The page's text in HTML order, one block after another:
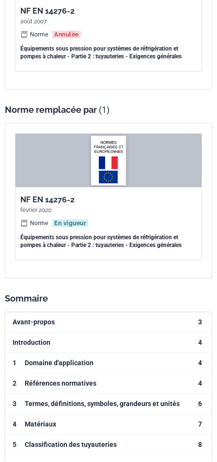
NF EN 14276-2
août 2007
Norme
Annulée
Équipements sous pression pour systèmes de réfrigération et
pompes à chaleur - Partie 2 : tuyauteries - Exigences générales
Norme remplacée par (1)
NF EN 14276-2
février 2020
Norme
En vigueur
Équipements sous pression pour systèmes de réfrigération et
pompes à chaleur - Partie 2 : tuyauteries - Exigences générales
Sommaire
Avant-propos 3
Introduction 4
1 Domaine d'application 4
2 Références normatives 4
3 Termes, définitions, symboles, grandeurs et unités 6
4 Matériaux 7
5 Classification des tuyauteries 8